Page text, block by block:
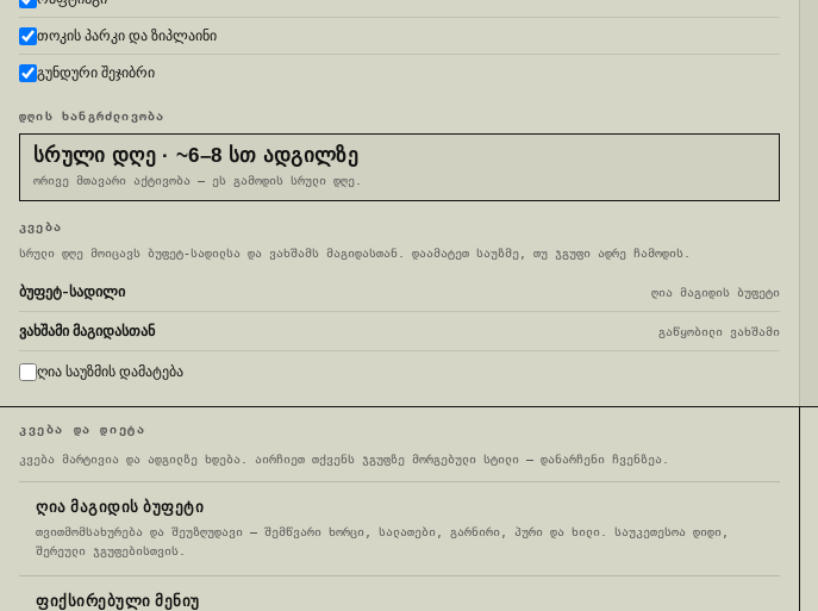
თოკის პარკი და ზიპლაინი
გუნდური შეჯიბრი
ᲓᲦᲘᲡ ᲮᲐᲜᲒᲠᲫᲚᲘᲕᲝᲑᲐ
ᲡᲠᲣᲚᲘ ᲓᲦᲔ · ~6–8 ᲡᲗ ᲐᲓᲒᲘᲚᲖᲔ
ორივე მთავარი აქტივობა — ეს გამოდის სრული დღე.
ᲙᲕᲔᲑᲐ
სრული დღე მოიცავს ბუფეტ-სადილსა და ვახშამს მაგიდასთან. დაამატეთ საუზმე, თუ ჯგუფი ადრე ჩამოდის.
ბუფეტ-სადილი ღია მაგიდის ბუფეტი
ვახშამი მაგიდასთან გაწყობილი ვახშამი
ღია საუზმის დამატება
ᲙᲕᲔᲑᲐ ᲓᲐ ᲓᲘᲔᲢᲐ
კვება მარტივია და ადგილზე ხდება. აირჩიეთ თქვენს ჯგუფზე მორგებული სტილი — დანარჩენი ჩვენზეა.
ᲦᲘᲐ ᲛᲐᲒᲘᲓᲘᲡ ᲑᲣᲤᲔᲢᲘ
თვითმომსახურება და შეუზღუდავი — შემწვარი ხორცი, სალათები, გარნირი, პური და ხილი. საუკეთესოა დიდი,
შერეული ჯგუფებისთვის.
ᲤᲘᲥᲡᲘᲠᲔᲑᲣᲚᲘ ᲛᲔᲜᲘᲣ